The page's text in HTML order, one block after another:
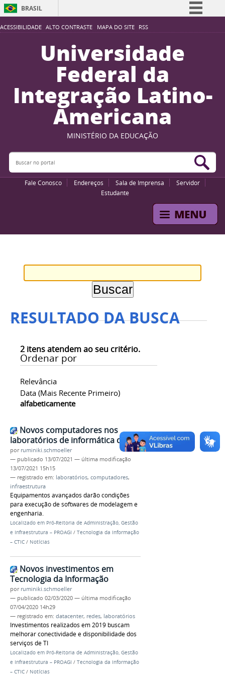
ACESSIBILIDADE ALTO CONTRASTE MAPA DO SITE RSS
BRASIL
Simplifique!
Participe
Acesso à informação
Legislação
Canais
Universidade
Federal da
Integração Latino-
Americana
MINISTÉRIO DA EDUCAÇÃO
Buscar no portal
Fale Conosco Endereços Sala de Imprensa
Servidor
Estudante
RESULTADO DA BUSCA
2 itens atendem ao seu critério.
Ordenar por
Relevância
Data (mais Recente Primeiro)
alfabeticamente
Novos computadores nos
laboratórios de informática do JU
por ruminiki.schmoeller
— publicado 13/07/2021 — última modificação
13/07/2021 15h15
— registrado em: laboratórios, computadores,
infraestrutura
Equipamentos avançados darão condições
para execução de softwares de modelagem e
engenharia.
Localizado em Pró-Reitoria de Administração, Gestão
e Infraestrutura – PROAGI / Tecnologia da Informação
– CTIC / Notícias
Novos investimentos em
Tecnologia da Informação
por ruminiki.schmoeller
— publicado 02/03/2020 — última modificação
07/04/2020 14h29
— registrado em: datacenter, redes, laboratórios
Investimentos realizados em 2019 buscam
melhorar conectividade e disponibilidade dos
serviços de TI
Localizado em Pró-Reitoria de Administração, Gestão
e Infraestrutura – PROAGI / Tecnologia da Informação
– CTIC / Notícias